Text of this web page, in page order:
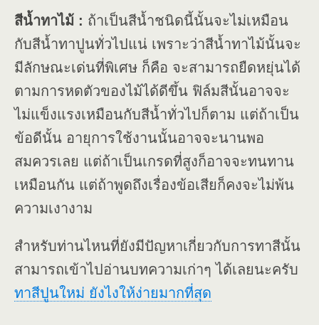
สีน้ำทาไม้ : ถ้าเป็นสีน้ำชนิดนี้นั้นจะไม่เหมือน
กับสีน้ำทาปูนทั่วไปแน่ เพราะว่าสีน้ำทาไม้นั้นจะ
มีลักษณะเด่นที่พิเศษ ก็คือ จะสามารถยืดหยุ่นได้
ตามการหดตัวของไม้ได้ดีขึ้น ฟิล์มสีนั้นอาจจะ
ไม่แข็งแรงเหมือนกับสีน้ำทั่วไปก็ตาม แต่ถ้าเป็น
ข้อดีนั้น อายุการใช้งานนั้นอาจจะนานพอ
สมควรเลย แต่ถ้าเป็นเกรดที่สูงก็อาจจะทนทาน
เหมือนกัน แต่ถ้าพูดถึงเรื่องข้อเสียก็คงจะไม่พ้น
ความเงางาม
สำหรับท่านไหนที่ยังมีปัญหาเกี่ยวกับการทาสีนั้น
สามารถเข้าไปอ่านบทความเก่าๆ ได้เลยนะครับ
ทาสีปูนใหม่ ยังไงให้ง่ายมากที่สุด